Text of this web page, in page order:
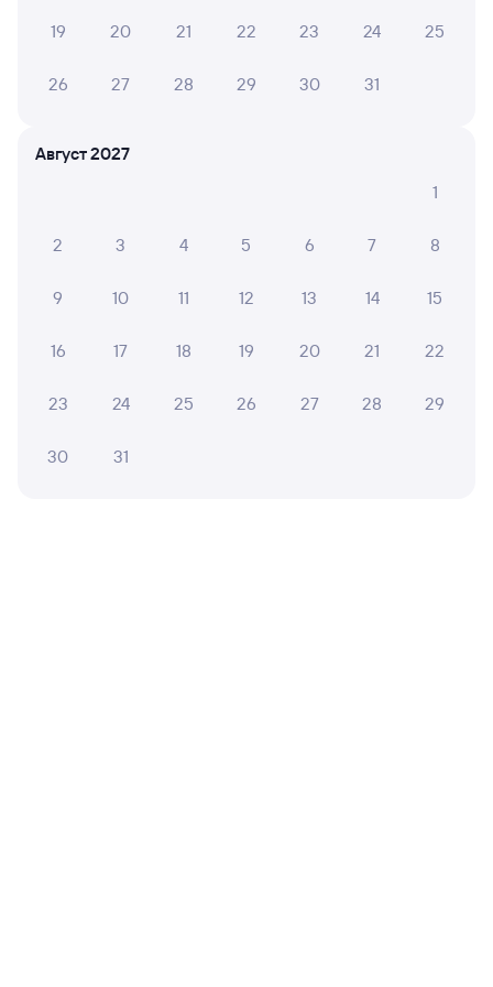
Ладож. в Талицу
Отели
19 20 21 22 23 24 25
26 27 28 29 30 31
Август 2027
1
2 3 4 5 6 7 8
9 10 11 12 13 14 15
16 17 18 19 20 21 22
23 24 25 26 27 28 29
30 31